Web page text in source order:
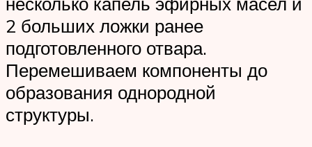
2 больших ложки ранее
подготовленного отвара.
Перемешиваем компоненты до
образования однородной
структуры.